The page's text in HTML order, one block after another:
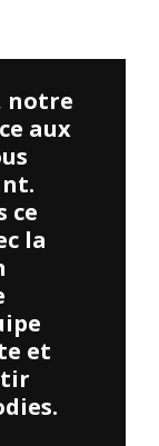
notre
aux
ce
la
et